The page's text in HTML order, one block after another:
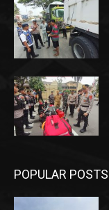
POPULAR POSTS